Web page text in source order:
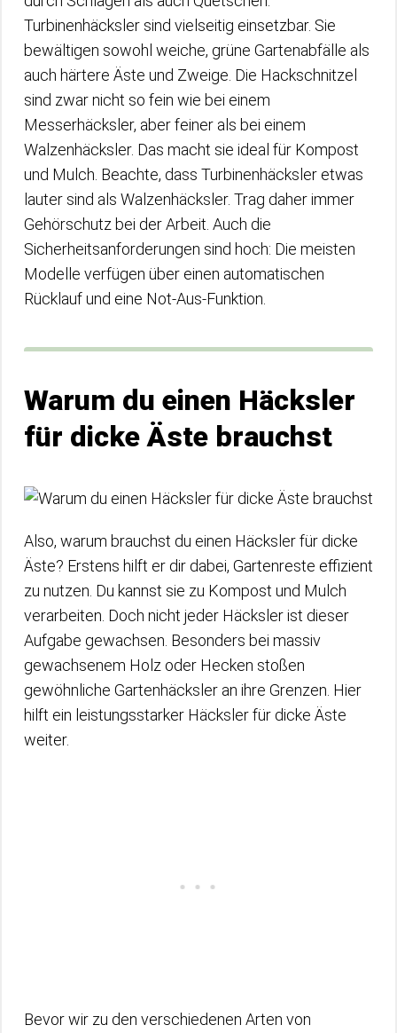
Turbinenhäcksler sind vielseitig einsetzbar. Sie
bewältigen sowohl weiche, grüne Gartenabfälle als
auch härtere Äste und Zweige. Die Hackschnitzel
sind zwar nicht so fein wie bei einem
Messerhäcksler, aber feiner als bei einem
Walzenhäcksler. Das macht sie ideal für Kompost
und Mulch. Beachte, dass Turbinenhäcksler etwas
lauter sind als Walzenhäcksler. Trag daher immer
Gehörschutz bei der Arbeit. Auch die
Sicherheitsanforderungen sind hoch: Die meisten
Modelle verfügen über einen automatischen
Rücklauf und eine Not-Aus-Funktion.
Warum du einen Häcksler
für dicke Äste brauchst
Also, warum brauchst du einen Häcksler für dicke
Äste? Erstens hilft er dir dabei, Gartenreste effizient
zu nutzen. Du kannst sie zu Kompost und Mulch
verarbeiten. Doch nicht jeder Häcksler ist dieser
Aufgabe gewachsen. Besonders bei massiv
gewachsenem Holz oder Hecken stoßen
gewöhnliche Gartenhäcksler an ihre Grenzen. Hier
hilft ein leistungsstarker Häcksler für dicke Äste
weiter.
Bevor wir zu den verschiedenen Arten von